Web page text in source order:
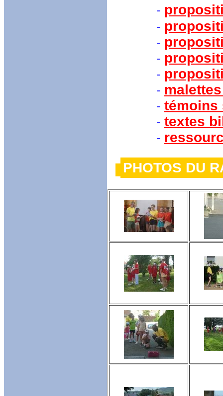
-
-
-
-
-
-
- témoins
- textes
-